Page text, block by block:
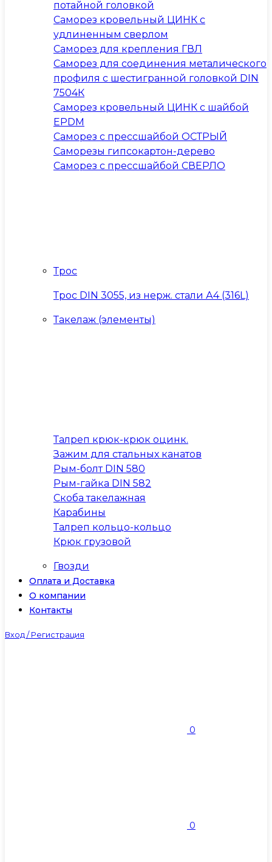
потайной головкой
Саморез кровельный ЦИНК с
удлиненным сверлом
Саморез для крепления ГВЛ
Саморез для соединения металического
профиля с шестигранной головкой DIN
7504К
Саморез кровельный ЦИНК с шайбой
EPDM
Саморез с прессшайбой ОСТРЫЙ
Саморезы гипсокартон-дерево
Саморез с прессшайбой СВЕРЛО
Трос
Трос DIN 3055, из нерж. стали А4 (316L)
Такелаж (элементы)
Талреп крюк-крюк оцинк.
Зажим для стальных канатов
Рым-болт DIN 580
Рым-гайка DIN 582
Скоба такелажная
Карабины
Талреп кольцо-кольцо
Крюк грузовой
Гвозди
Оплата и Доставка
О компании
Контакты
Вход / Регистрация
0
0